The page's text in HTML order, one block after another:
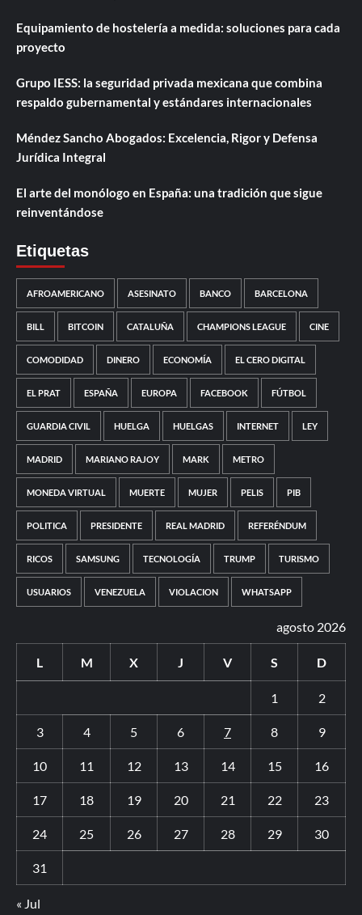
Equipamiento de hostelería a medida: soluciones para cada
proyecto
Grupo IESS: la seguridad privada mexicana que combina
respaldo gubernamental y estándares internacionales
Méndez Sancho Abogados: Excelencia, Rigor y Defensa
Jurídica Integral
El arte del monólogo en España: una tradición que sigue
reinventándose
Etiquetas
AFROAMERICANO ASESINATO BANCO BARCELONA
BILL BITCOIN CATALUÑA CHAMPIONS LEAGUE CINE
COMODIDAD DINERO ECONOMÍA EL CERO DIGITAL
EL PRAT ESPAÑA EUROPA FACEBOOK FÚTBOL
GUARDIA CIVIL HUELGA HUELGAS INTERNET LEY
MADRID MARIANO RAJOY MARK METRO
MONEDA VIRTUAL MUERTE MUJER PELIS PIB
POLITICA PRESIDENTE REAL MADRID REFERÉNDUM
RICOS SAMSUNG TECNOLOGÍA TRUMP TURISMO
USUARIOS VENEZUELA VIOLACION WHATSAPP
agosto 2026
L M X J V S D
1 2
3 4 5 6 7 8 9
10 11 12 13 14 15 16
17 18 19 20 21 22 23
24 25 26 27 28 29 30
31
« Jul